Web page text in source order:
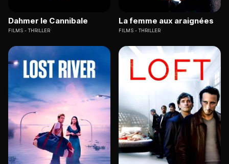
Dahmer le Cannibale
FILMS THRILLER
La femme aux araignées
FILMS THRILLER